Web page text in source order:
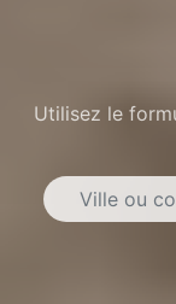
Utilisez le